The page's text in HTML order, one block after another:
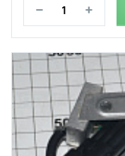
− +